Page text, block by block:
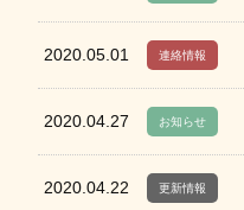
2020.05.01 連絡情報
2020.04.27 お知らせ
2020.04.22 更新情報